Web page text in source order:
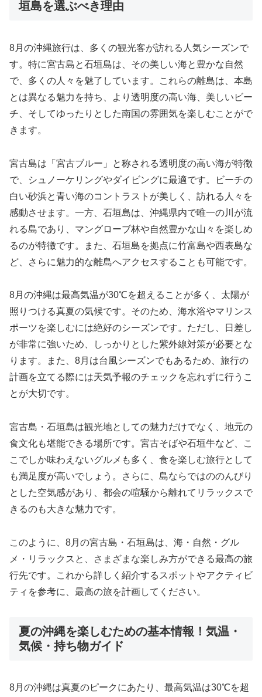
垣島を選ぶべき理由
8月の沖縄旅行は、多くの観光客が訪れる人気シーズンで
す。特に宮古島と石垣島は、その美しい海と豊かな自然
で、多くの人々を魅了しています。これらの離島は、本島
とは異なる魅力を持ち、より透明度の高い海、美しいビー
チ、そしてゆったりとした南国の雰囲気を楽しむことがで
きます。
宮古島は「宮古ブルー」と称される透明度の高い海が特徴
で、シュノーケリングやダイビングに最適です。ビーチの
白い砂浜と青い海のコントラストが美しく、訪れる人々を
感動させます。一方、石垣島は、沖縄県内で唯一の川が流
れる島であり、マングローブ林や自然豊かな山々を楽しめ
るのが特徴です。また、石垣島を拠点に竹富島や西表島な
ど、さらに魅力的な離島へアクセスすることも可能です。
8月の沖縄は最高気温が30℃を超えることが多く、太陽が
照りつける真夏の気候です。そのため、海水浴やマリンス
ポーツを楽しむには絶好のシーズンです。ただし、日差し
が非常に強いため、しっかりとした紫外線対策が必要とな
ります。また、8月は台風シーズンでもあるため、旅行の
計画を立てる際には天気予報のチェックを忘れずに行うこ
とが大切です。
宮古島・石垣島は観光地としての魅力だけでなく、地元の
食文化も堪能できる場所です。宮古そばや石垣牛など、こ
こでしか味わえないグルメも多く、食を楽しむ旅行として
も満足度が高いでしょう。さらに、島ならではののんびり
とした空気感があり、都会の喧騒から離れてリラックスで
きるのも大きな魅力です。
このように、8月の宮古島・石垣島は、海・自然・グル
メ・リラックスと、さまざまな楽しみ方ができる最高の旅
行先です。これから詳しく紹介するスポットやアクティビ
ティを参考に、最高の旅を計画してください。
夏の沖縄を楽しむための基本情報！気温・
気候・持ち物ガイド
8月の沖縄は真夏のピークにあたり、最高気温は30℃を超